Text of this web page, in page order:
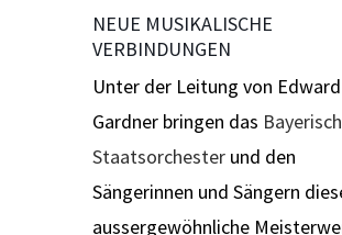
NEUE MUSIKALISCHE
VERBINDUNGEN
Unter der Leitung von Edward
Gardner bringen das
Staatsorchester und den
Sängerinnen und Sängern
aussergewöhnliche